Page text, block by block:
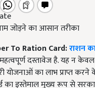
जोड़ने का आसान तरीका
To Ration Card:राशन
दस्तावेज है. यह न केवल
योजनाओं का लाभ प्राप्त करने
का इस्तेमाल मुख्य रूप से